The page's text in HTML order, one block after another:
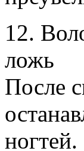
12.
ложь
После